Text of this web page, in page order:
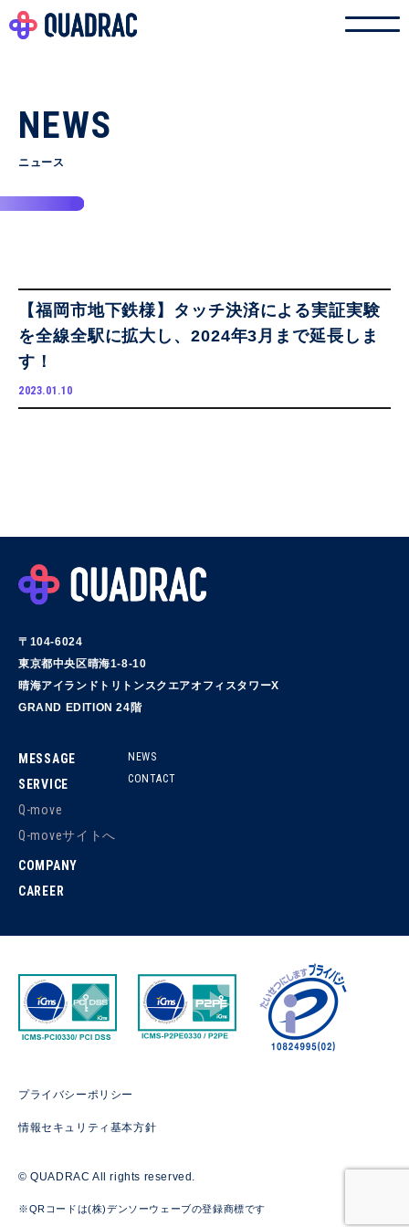
NEWS
ニュース
【福岡市地下鉄様】タッチ決済による実証実験
を全線全駅に拡大し、2024年3月まで延長しま
す！
2023.01.10
〒104-6024
東京都中央区晴海1-8-10
晴海アイランドトリトンスクエアオフィスタワーX
GRAND EDITION 24階
MESSAGE
SERVICE
Q-move
Q-moveサイトへ
COMPANY
CAREER
NEWS
CONTACT
プライバシーポリシー
情報セキュリティ基本方針
© QUADRAC All rights reserved.
※QRコードは(株)デンソーウェーブの登録商標です